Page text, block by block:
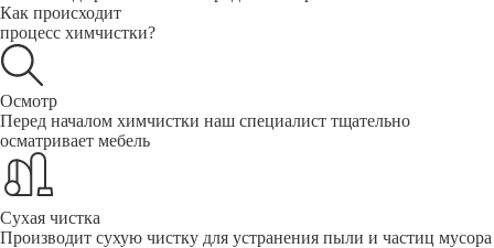
Как происходит
процесс химчистки?
Осмотр
Перед началом химчистки наш специалист тщательно
осматривает мебель
Сухая чистка
Производит сухую чистку для устранения пыли и частиц мусора